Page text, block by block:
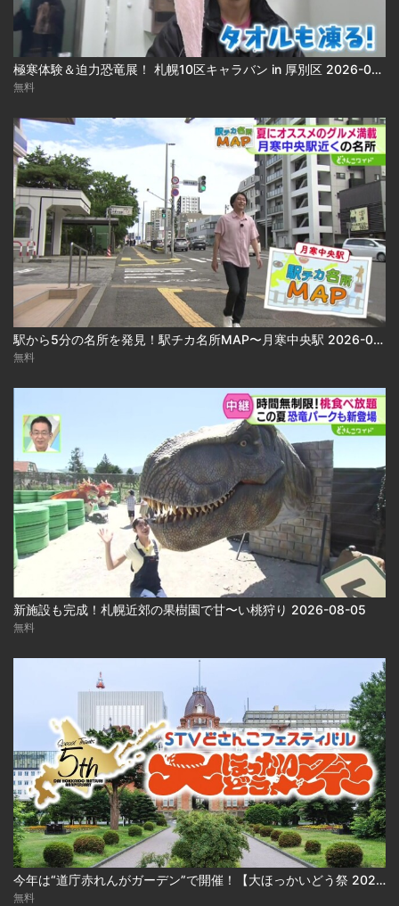
極寒体験＆迫力恐竜展！ 札幌10区キャラバン in 厚別区 2026-08-05
無料
駅から5分の名所を発見！駅チカ名所MAP〜月寒中央駅 2026-08-05
無料
新施設も完成！札幌近郊の果樹園で甘〜い桃狩り 2026-08-05
無料
今年は“道庁赤れんがガーデン”で開催！【大ほっかいどう祭 2026】
無料